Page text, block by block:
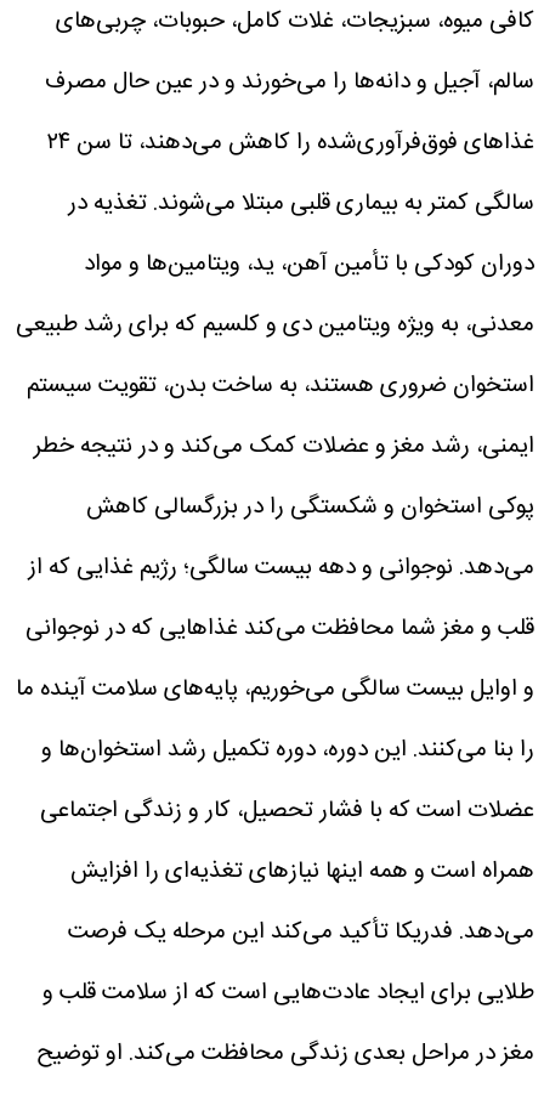
کافی میوه، سبزیجات، غلات کامل، حبوبات، چربی‌های
سالم، آجیل و دانه‌ها را می‌خورند و در عین حال مصرف
غذاهای فوق‌فرآوری‌شده را کاهش می‌دهند، تا سن ۲۴
سالگی کمتر به بیماری قلبی مبتلا می‌شوند.تغذیه در
دوران کودکی با تأمین آهن، ید، ویتامین‌ها و مواد
معدنی، به ویژه ویتامین دی و کلسیم که برای رشد طبیعی
استخوان ضروری هستند، به ساخت بدن، تقویت سیستم
ایمنی، رشد مغز و عضلات کمک می‌کند و در نتیجه خطر
پوکی استخوان و شکستگی را در بزرگسالی کاهش
می‌دهد. نوجوانی و دهه بیست سالگی؛ رژیم غذایی که از
قلب و مغز شما محافظت می‌کندغذاهایی که در نوجوانی
و اوایل بیست سالگی می‌خوریم، پایه‌های سلامت آینده ما
را بنا می‌کنند. این دوره، دوره تکمیل رشد استخوان‌ها و
عضلات است که با فشار تحصیل، کار و زندگی اجتماعی
همراه است و همه اینها نیازهای تغذیه‌ای را افزایش
می‌دهد. فدریکا تأکید می‌کند این مرحله یک فرصت
طلایی برای ایجاد عادت‌هایی است که از سلامت قلب و
مغز در مراحل بعدی زندگی محافظت می‌کند. او توضیح